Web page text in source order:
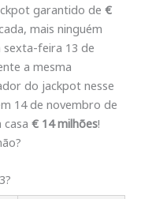
garantido de €
mais ninguém
sexta-feira 13 de
a mesma
do jackpot nesse
14 de novembro de
€ 14 milhões!